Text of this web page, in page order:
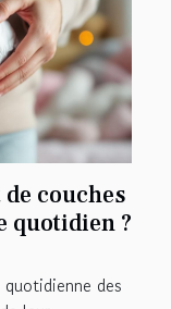
couches
quotidien ?
des